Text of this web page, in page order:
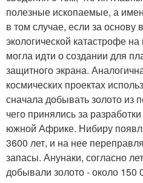
полезные ископаемые, а
в том случае, если за основу
экологической катастрофе на
могла идти о создании для
защитного экрана.
космических проектах
сначала добывать золото из
чего принялись за
южной Африке. Нибиру
3600 лет, и на нее
запасы. Анунаки, согласно
добывали золото - около 150